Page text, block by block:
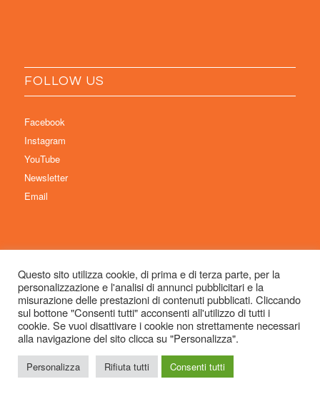
FOLLOW US
Facebook
Instagram
YouTube
Newsletter
Email
© Copyright 2026 Immaginaria International Film Festival - Un progetto di:
Associazione Culturale Visibilia APS – Sede legale: Studio Commercialista
Dott.ssa Michela Sabattini, via D’Azeglio 71, 40123 Bologna –
info@immaginariaff.it- Tutti i diritti riservati -Privacy Policy- Site Design:
Simple
Questo sito utilizza cookie, di prima e di terza parte, per la
personalizzazione e l'analisi di annunci pubblicitari e la
misurazione delle prestazioni di contenuti pubblicati. Cliccando
sul bottone "Consenti tutti" acconsenti all'utilizzo di tutti i
cookie. Se vuoi disattivare i cookie non strettamente necessari
alla navigazione del sito clicca su "Personalizza".
Personalizza Rifiuta tutti Consenti tutti